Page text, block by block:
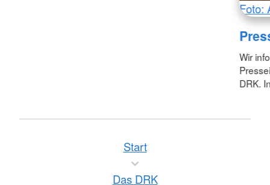
Foto:
Wir
DRK.
Start
Das DRK